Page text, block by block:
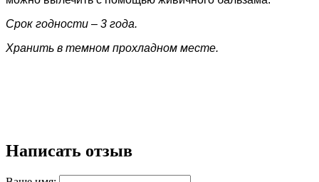
Срок годности – 3 года.
Хранить в темном прохладном месте.
Написать отзыв